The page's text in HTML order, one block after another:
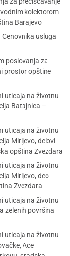
kolektorom
Barajevo
usluga
poslovanja za
prostor opštine
uticaja na životnu
Batajnica –
uticaja na životnu
Mirijevo, delovi
opština Zvezdara
uticaja na životnu
Mirijevo, deo
Zvezdara
uticaja na životnu
zelenih površina
uticaja na životnu
Ace